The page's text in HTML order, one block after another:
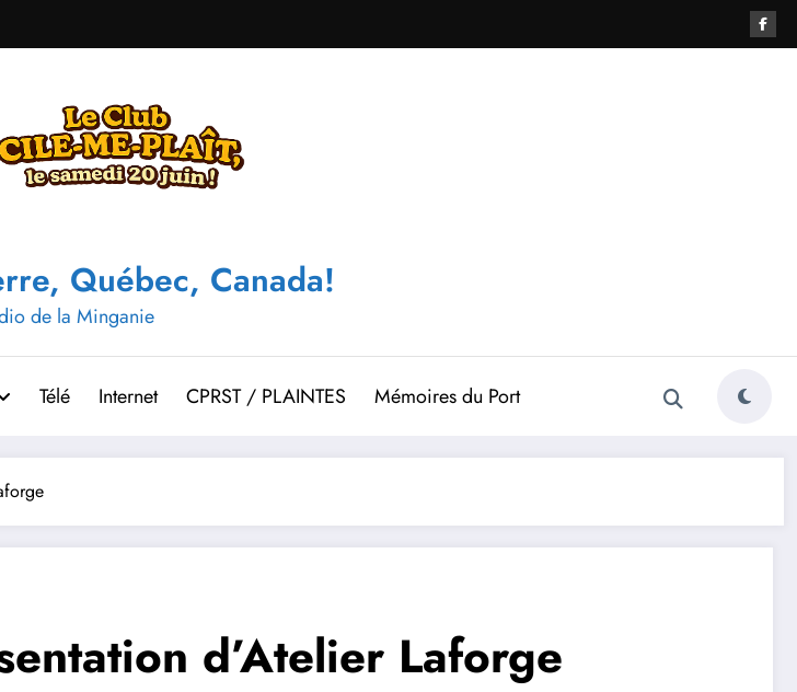
Québec, Canada!
de la Minganie
Télé Internet CPRST / PLAINTES Mémoires du Port
d’Atelier Laforge